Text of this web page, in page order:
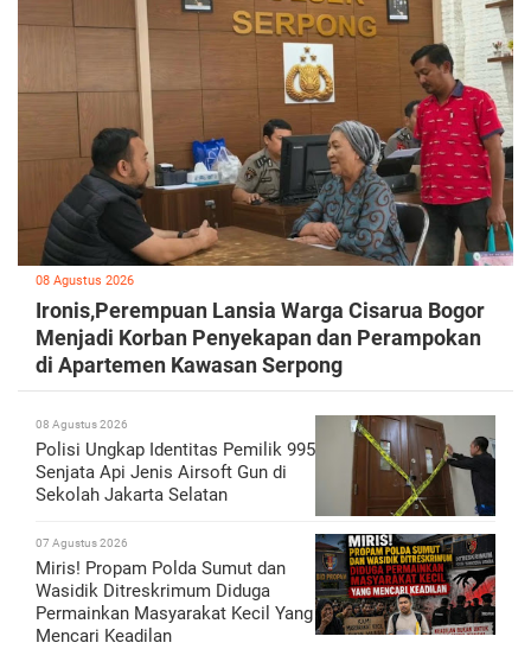
08 Agustus 2026
Ironis,Perempuan Lansia Warga Cisarua Bogor
Menjadi Korban Penyekapan dan Perampokan
di Apartemen Kawasan Serpong
08 Agustus 2026
Polisi Ungkap Identitas Pemilik 995
Senjata Api Jenis Airsoft Gun di
Sekolah Jakarta Selatan
07 Agustus 2026
Miris! Propam Polda Sumut dan
Wasidik Ditreskrimum Diduga
Permainkan Masyarakat Kecil Yang
Mencari Keadilan